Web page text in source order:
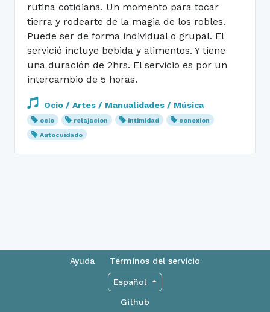
rutina cotidiana. Un momento para tocar
tierra y rodearte de la magia de los robles.
Puede ser de forma individual o grupal. El
servició incluye bebida y alimentos. Y tiene
una duración de 2hrs. El servicio es por un
intercambio de 5 horas.
Ocio / Artes / Manualidades / Música
ocio relajacion intimidad
conexion
Autocuidado
Ayuda Términos del servicio
Español
Github